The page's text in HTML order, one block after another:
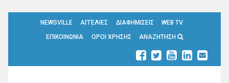
NEWSVILLE ΑΓΓΕΛΙΕΣ ΔΙΑΦΗΜΙΣΕΙΣ
WEB TV
ΕΠΙΚΟΙΝΩΝΙΑ
ΟΡΟΙ ΧΡΗΣΗΣ ΑΝΑΖΗΤΗΣΗ